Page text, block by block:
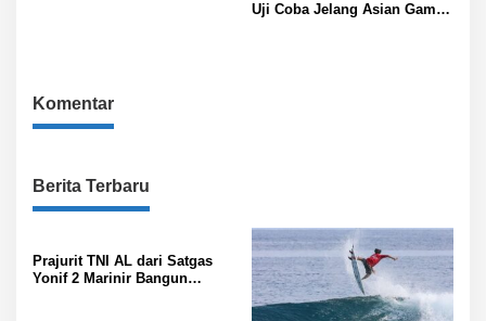
Uji Coba Jelang Asian Games
Komentar
Berita Terbaru
Prajurit TNI AL dari Satgas
Yonif 2 Marinir Bangun